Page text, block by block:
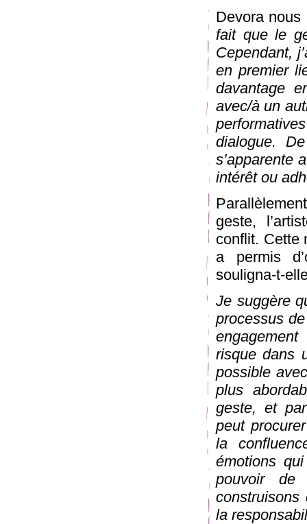
Devora
fait que le
Cependant,
en premier
davantage
avec/à un
dialogue.
s’apparente
intérêt ou
geste,
conflit. Cette
a permis
souligna-t-
Je suggère
processus
risque dans
possible
plus
geste, et
peut
la
émotions
pouvoir de
la